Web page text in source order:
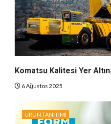
Komatsu Kalitesi Yer
6 Ağustos 2025
ÜRÜN TANITIMI